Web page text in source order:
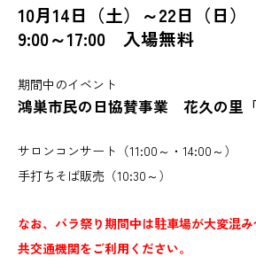
10月14日（土）～22日（日）
9:00～17:00 入場無料
期間中のイベント
鴻巣市民の日協賛事業 花久の里「
サロンコンサート（11:00～・14:00～）
手打ちそば販売（10:30～）
なお、バラ祭り期間中は駐車場が大変混
共交通機関をご利用ください。